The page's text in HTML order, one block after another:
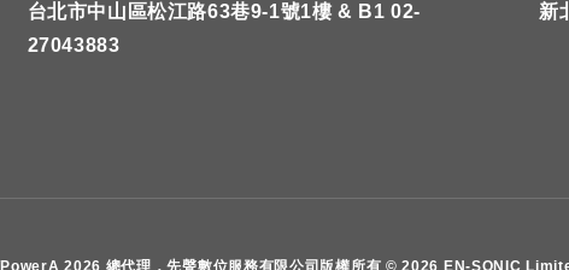
台北市中山區松江路63巷9-1號1樓 & B1 02-
27043883
新